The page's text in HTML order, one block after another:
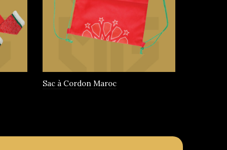
page
Sac à Cordon Maroc